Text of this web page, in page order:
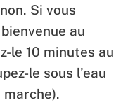
Si vous
au
le 10 minutes au
le sous l’eau
marche).